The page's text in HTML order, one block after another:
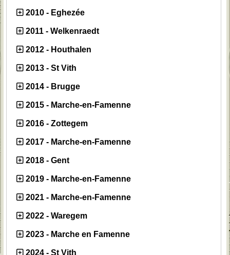
2010 - Eghezée
2011 - Welkenraedt
2012 - Houthalen
2013 - St Vith
2014 - Brugge
2015 - Marche-en-Famenne
2016 - Zottegem
2017 - Marche-en-Famenne
2018 - Gent
2019 - Marche-en-Famenne
2021 - Marche-en-Famenne
2022 - Waregem
2023 - Marche en Famenne
2024 - St Vith